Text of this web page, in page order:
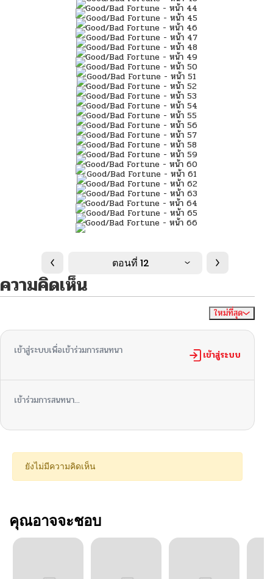
ตอนที่ 12
ความคิดเห็น
ใหม่ที่สุด
เข้าสู่ระบบเพื่อเข้าร่วมการสนทนา เข้าสู่ระบบ
เข้าร่วมการสนทนา...
ยังไม่มีความคิดเห็น
คุณอาจจะชอบ